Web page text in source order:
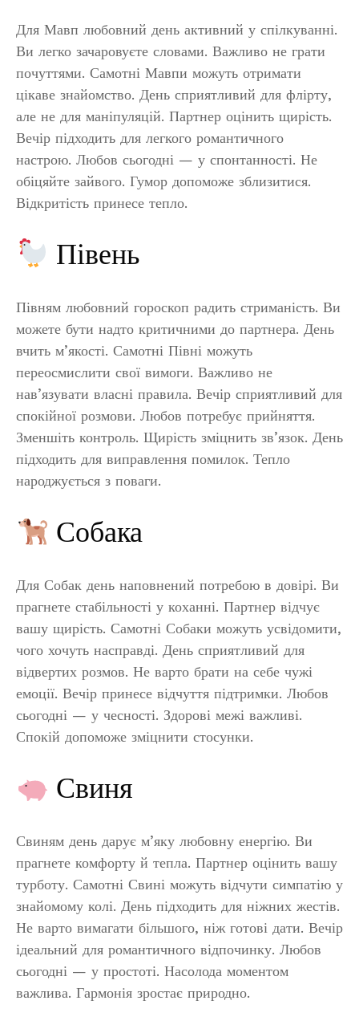
Для Мавп любовний день активний у спілкуванні.
Ви легко зачаровуєте словами. Важливо не грати
почуттями. Самотні Мавпи можуть отримати
цікаве знайомство. День сприятливий для флірту,
але не для маніпуляцій. Партнер оцінить щирість.
Вечір підходить для легкого романтичного
настрою. Любов сьогодні — у спонтанності. Не
обіцяйте зайвого. Гумор допоможе зблизитися.
Відкритість принесе тепло.
Півень
Півням любовний гороскоп радить стриманість. Ви
можете бути надто критичними до партнера. День
вчить м’якості. Самотні Півні можуть
переосмислити свої вимоги. Важливо не
нав’язувати власні правила. Вечір сприятливий для
спокійної розмови. Любов потребує прийняття.
Зменшіть контроль. Щирість зміцнить зв’язок. День
підходить для виправлення помилок. Тепло
народжується з поваги.
Собака
Для Собак день наповнений потребою в довірі. Ви
прагнете стабільності у коханні. Партнер відчує
вашу щирість. Самотні Собаки можуть усвідомити,
чого хочуть насправді. День сприятливий для
відвертих розмов. Не варто брати на себе чужі
емоції. Вечір принесе відчуття підтримки. Любов
сьогодні — у чесності. Здорові межі важливі.
Спокій допоможе зміцнити стосунки.
Свиня
Свиням день дарує м’яку любовну енергію. Ви
прагнете комфорту й тепла. Партнер оцінить вашу
турботу. Самотні Свині можуть відчути симпатію у
знайомому колі. День підходить для ніжних жестів.
Не варто вимагати більшого, ніж готові дати. Вечір
ідеальний для романтичного відпочинку. Любов
сьогодні — у простоті. Насолода моментом
важлива. Гармонія зростає природно.